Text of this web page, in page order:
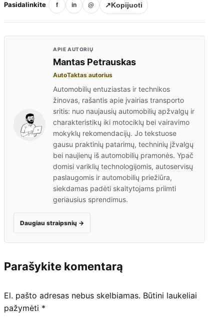
Pasidalinkite f in @ ↗Kopijuoti
APIE AUTORIŲ
Mantas Petrauskas
AutoTaktas autorius
Automobilių entuziastas ir technikos
žinovas, rašantis apie įvairias transporto
sritis: nuo naujausių automobilių apžvalgų ir
charakteristikų iki motociklų bei vairavimo
mokyklų rekomendacijų. Jo tekstuose
gausu praktinių patarimų, techninių įžvalgų
bei naujienų iš automobilių pramonės. Ypač
domisi variklių technologijomis, autoservisų
paslaugomis ir automobilių priežiūra,
siekdamas padėti skaitytojams priimti
geriausius sprendimus.
Daugiau straipsnių →
Parašykite komentarą
El. pašto adresas nebus skelbiamas. Būtini laukeliai
pažymėti *